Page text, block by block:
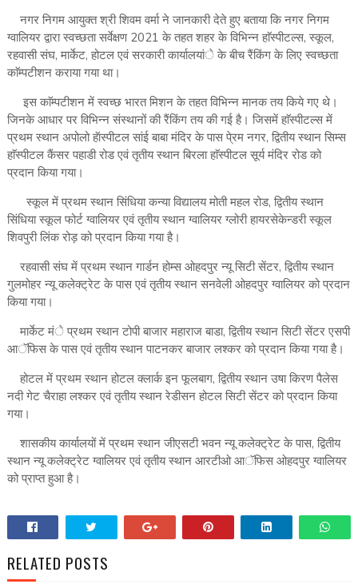
नगर निगम आयुक्त श्री शिवम वर्मा ने जानकारी देते हुए बताया कि नगर निगम
ग्वालियर द्वारा स्वच्छता सर्वेक्षण 2021 के तहत शहर के विभिन्न हाॅस्पीटल्स, स्कूल,
रहवासी संघ, मार्केट, होटल एवं सरकारी कार्यालयांे के बीच रैंकिंग के लिए स्वच्छता
काॅम्पटीशन कराया गया था।
इस काॅम्पटीशन में स्वच्छ भारत मिशन के तहत विभिन्न मानक तय किये गए थे।
जिनके आधार पर विभिन्न संस्थानों की रैंकिंग तय की गई है। जिसमें हाॅस्पीटल्स में
प्रथम स्थान अपोलो हॅास्पीटल सांई बाबा मंदिर के पास पे्रम नगर, द्वितीय स्थान सिम्स
हाॅस्पीटल कैंसर पहाडी रोड एवं तृतीय स्थान बिरला हाॅस्पीटल सूर्य मंदिर रोड को
प्रदान किया गया।
स्कूल में प्रथम स्थान सिंधिया कन्या विद्यालय मोती महल रोड, द्वितीय स्थान
सिंधिया स्कूल फोर्ट ग्वालियर एवं तृतीय स्थान ग्वालियर ग्लोरी हायरसेकेन्डरी स्कूल
शिवपुरी लिंक रोड़ को प्रदान किया गया है।
रहवासी संघ में प्रथम स्थान गार्डन होम्स ओहदपुर न्यू सिटी सेंटर, द्वितीय स्थान
गुलमोहर न्यू कलेक्ट्रेट के पास एवं तृतीय स्थान सनवेली ओहदपुर ग्वालियर को प्रदान
किया गया।
मार्केट मंे प्रथम स्थान टोपी बाजार महाराज बाडा, द्वितीय स्थान सिटी सेंटर एसपी
आॅफिस के पास एवं तृतीय स्थान पाटनकर बाजार लश्कर को प्रदान किया गया है।
होटल में प्रथम स्थान होटल क्लार्क इन फूलबाग, द्वितीय स्थान उषा किरण पैलेस
नदी गेट चैराहा लश्कर एवं तृतीय स्थान रेडीसन होटल सिटी सेंटर को प्रदान किया
गया।
शासकीय कार्यालयों में प्रथम स्थान जीएसटी भवन न्यू कलेक्ट्रेट के पास, द्वितीय
स्थान न्यू कलेक्ट्रेट ग्वालियर एवं तृतीय स्थान आरटीओ आॅफिस ओहदपुर ग्वालियर
को प्राप्त हुआ है।
RELATED POSTS